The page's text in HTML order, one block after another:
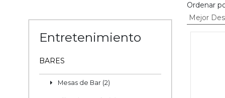
Entretenimiento
BARES
Mesas de Bar (2)
Ordenar